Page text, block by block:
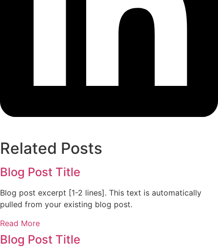
Related Posts
Blog Post Title
Blog post excerpt [1-2 lines]. This text is automatically
pulled from your existing blog post.
Read More
Blog Post Title